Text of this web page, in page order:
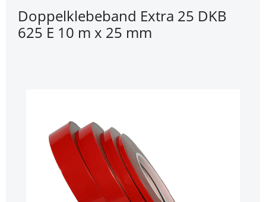
Doppelklebeband Extra 25 DKB
625 E 10 m x 25 mm